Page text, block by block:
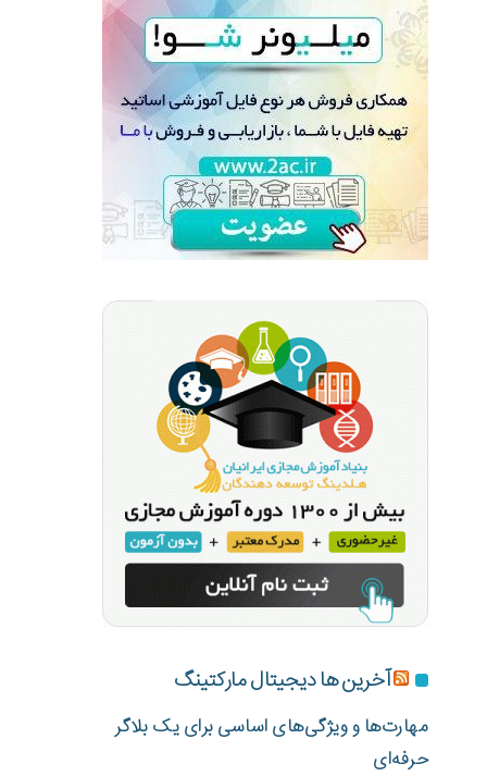
آخرین ها دیجیتال مارکتینگ
مهارت‌ها و ویژگی‌های اساسی برای یک بلاگر
حرفه‌ای